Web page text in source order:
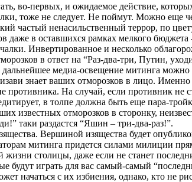
во-первых, и ожидаемое действие,
тоже не следует. Не поймут. Можно еще
частый ненасильственный террор, по
даже в оставшихся рамках мелкого бюджета
Инвертированное и несколько
в ответ на “Раз-два-три, Путин,
дальнейшее медиа-освещение митинга можно
знает ваших отморозков в лицо.
противника. На случай, если противник
в толпе должна быть еще пара-
известных отморозков в сторонку,
таки раздастся “Яшин – три-два-раз!”.
Вершиной изящества будет
митинга придется силами милиции
жизни столицы, даже если не станет
будут играть для вас самый-самый
начаться с их избиения, однако, кто не